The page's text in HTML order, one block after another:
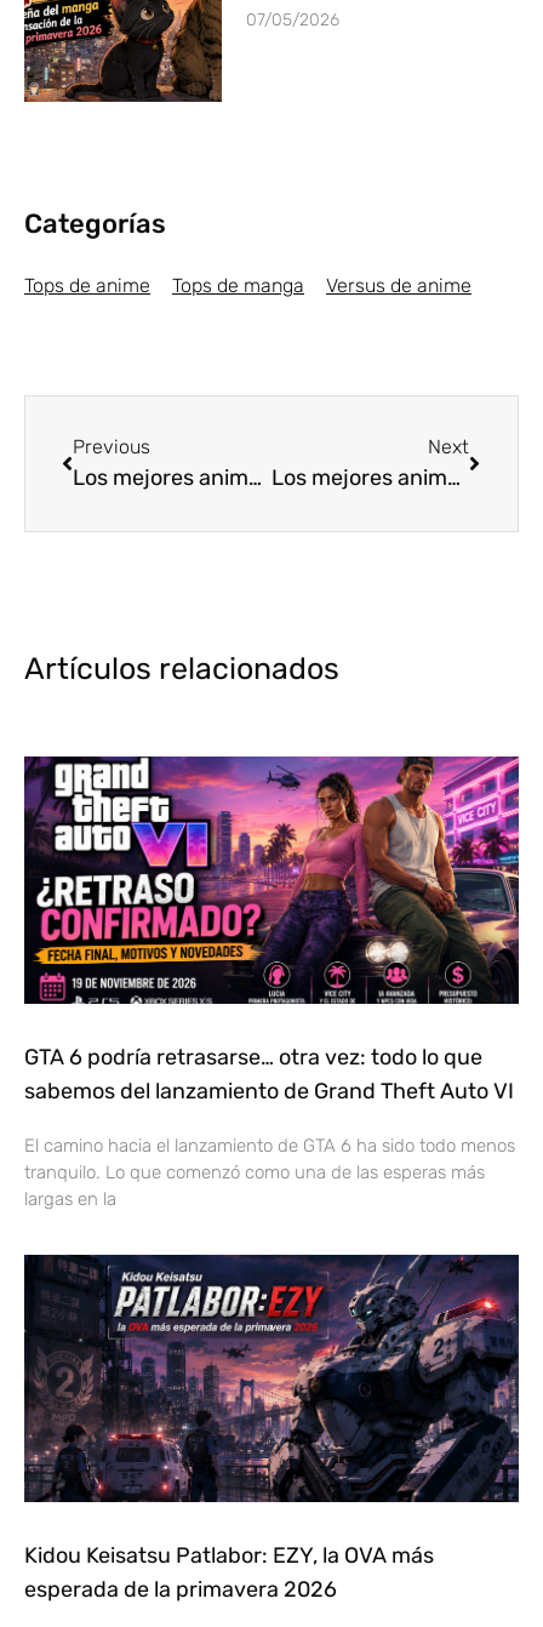
07/05/2026
Categorías
Tops de anime Tops de manga Versus de anime
Previous
Los mejores animes de Magia Verano 2018 [Top5]
Next
Los mejores animes Shōnen Verano 2018 [Top5]
Artículos relacionados
GTA 6 podría retrasarse… otra vez: todo lo que
sabemos del lanzamiento de Grand Theft Auto VI
El camino hacia el lanzamiento de GTA 6 ha sido todo menos
tranquilo. Lo que comenzó como una de las esperas más
largas en la
Kidou Keisatsu Patlabor: EZY, la OVA más
esperada de la primavera 2026